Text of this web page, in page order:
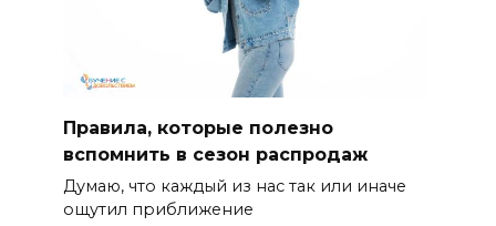
Правила, которые полезно
вспомнить в сезон распродаж
Думаю, что каждый из нас так или иначе
ощутил приближение